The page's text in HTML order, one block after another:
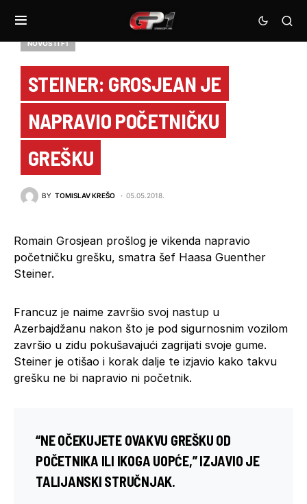
NOVOSTI F1
STEINER: GROSJEAN JE
NAPRAVIO POČETNIČKU
GREŠKU
BY TOMISLAV KREŠO 05.05.2018.
Romain Grosjean prošlog je vikenda napravio
početničku grešku, smatra šef Haasa Guenther
Steiner.
Francuz je naime završio svoj nastup u
Azerbajdžanu nakon što je pod sigurnosnim vozilom
završio u zidu pokušavajući zagrijati svoje gume.
Steiner je otišao i korak dalje te izjavio kako takvu
grešku ne bi napravio ni početnik.
“NE OČEKUJETE OVAKVU GREŠKU OD
POČETNIKA ILI IKOGA UOPĆE,” IZJAVIO JE
TALIJANSKI STRUČNJAK.